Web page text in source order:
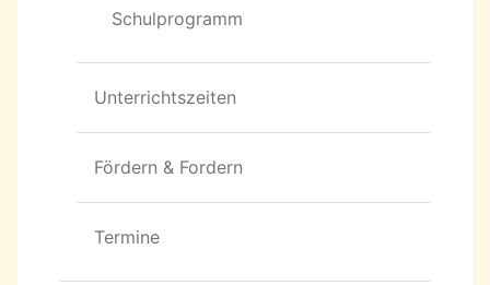
Schulprogramm
Unterrichtszeiten
Fördern & Fordern
Termine